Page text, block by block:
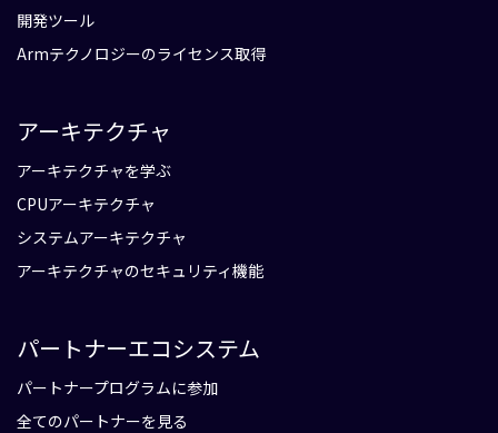
開発ツール
Armテクノロジーのライセンス取得
アーキテクチャ
アーキテクチャを学ぶ
CPUアーキテクチャ
システムアーキテクチャ
アーキテクチャのセキュリティ機能
パートナーエコシステム
パートナープログラムに参加
全てのパートナーを見る